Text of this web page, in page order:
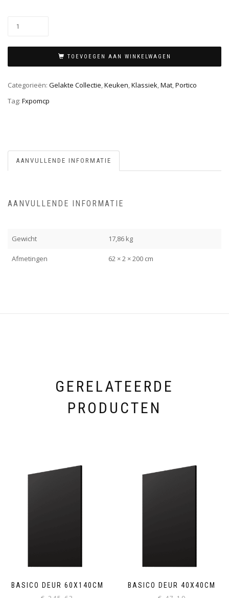
TOEVOEGEN AAN WINKELWAGEN
Categorieën: Gelakte Collectie,Keuken,Klassiek,Mat,Portico
Tag: Fxpomcp
AANVULLENDE INFORMATIE
AANVULLENDE INFORMATIE
Gewicht 17,86 kg
Afmetingen 62 × 2 × 200 cm
GERELATEERDE
PRODUCTEN
BASICO DEUR 60X140CM BASICO DEUR 40X40CM